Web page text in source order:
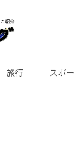
旅行 スポ